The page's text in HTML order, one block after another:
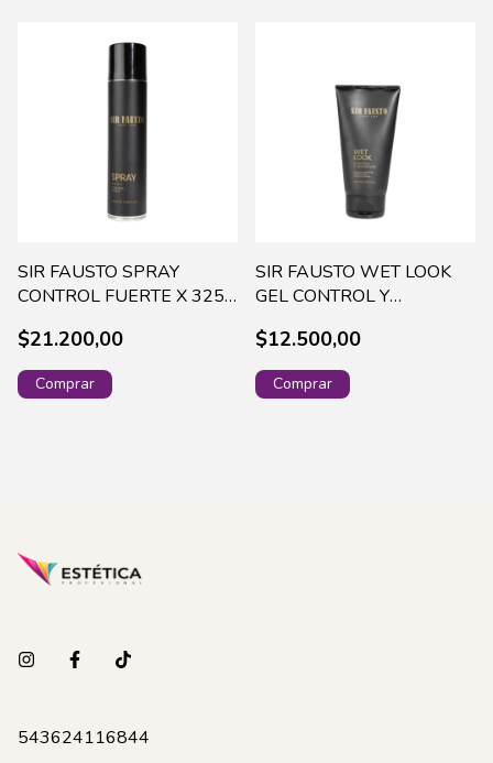
SIR FAUSTO SPRAY
CONTROL FUERTE X 325
$21.200,00
SIR FAUSTO WET LOOK
GEL CONTROL Y
SIR6140
$12.500,00
543624116844